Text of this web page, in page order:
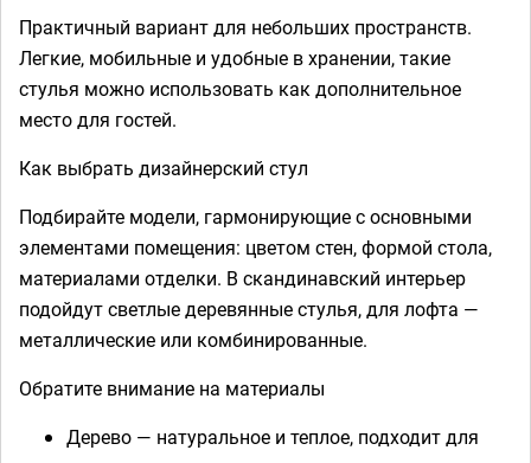
Практичный вариант для небольших пространств.
Легкие, мобильные и удобные в хранении, такие
стулья можно использовать как дополнительное
место для гостей.
Как выбрать дизайнерский стул
Подбирайте модели, гармонирующие с основными
элементами помещения: цветом стен, формой стола,
материалами отделки. В скандинавский интерьер
подойдут светлые деревянные стулья, для лофта —
металлические или комбинированные.
Обратите внимание на материалы
Дерево — натуральное и теплое, подходит для